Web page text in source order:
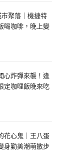
市聚落｜機捷特
喝咖啡，晚上變
心炸彈來襲！逢
定咖哩飯晚來吃
花心鬼｜王八蛋
身勤美潮萌散步